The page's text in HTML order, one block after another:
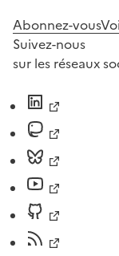
Abonnez-vous
Suivez-nous
sur les réseaux